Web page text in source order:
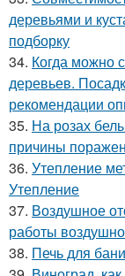
деревьями и
подборку
34. Когда можно
деревьев.
рекомендации
35. На розах
причины
36. Утепление
Утепление
37. Воздушное
работы
38. Печь для